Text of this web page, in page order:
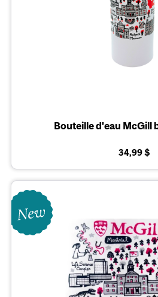
Bouteille d'eau McGill
34,99 $